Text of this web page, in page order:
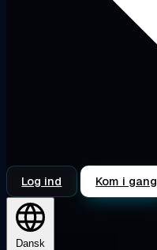
Log ind Kom i gang
Dansk